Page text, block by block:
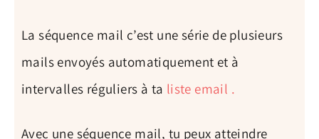
La séquence mail c’est une série de plusieurs
mails envoyés automatiquement et à
intervalles réguliers à ta liste email .
Avec une séquence mail, tu peux atteindre